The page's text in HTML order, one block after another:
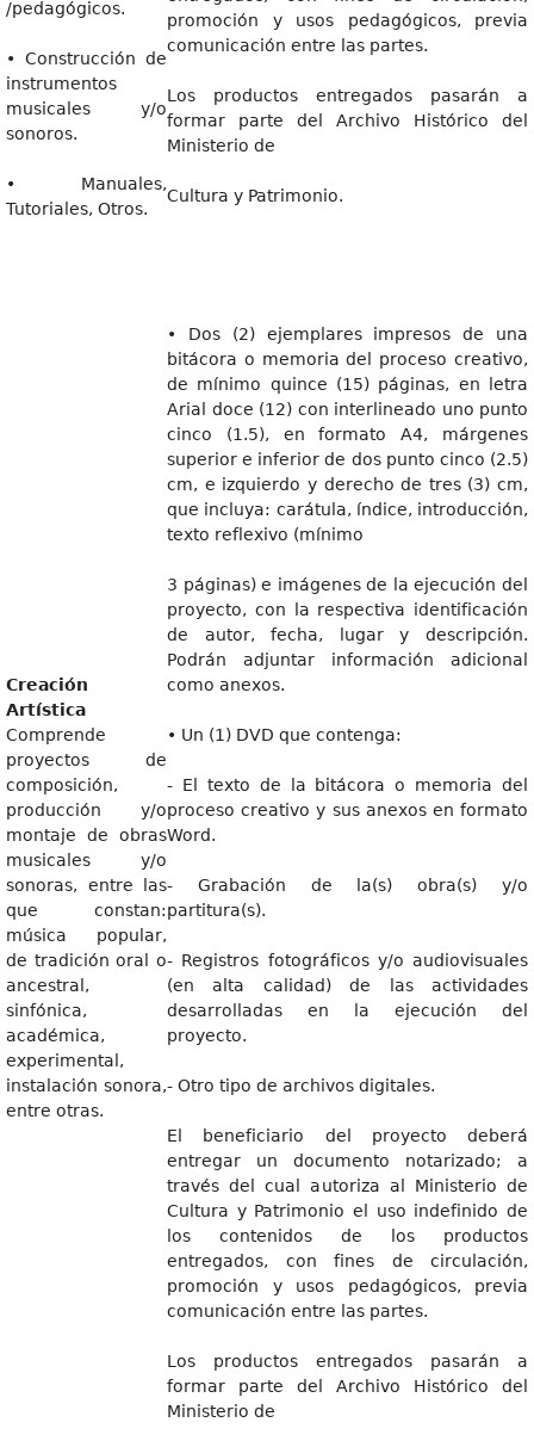
/pedagógicos.
• Construcción de
instrumentos
musicales y/o
sonoros.
• Manuales,
Tutoriales, Otros.
promoción y usos pedagógicos, previa
comunicación entre las partes.
Los productos entregados pasarán a
formar parte del Archivo Histórico del
Ministerio de
Cultura y Patrimonio.
Creación
Artística
Comprende
proyectos de
composición,
producción y/o
montaje de obras
musicales y/o
sonoras, entre las
que constan:
música popular,
de tradición oral o
ancestral,
sinfónica,
académica,
experimental,
instalación sonora,
entre otras.
• Dos (2) ejemplares impresos de una
bitácora o memoria del proceso creativo,
de mínimo quince (15) páginas, en letra
Arial doce (12) con interlineado uno punto
cinco (1.5), en formato A4, márgenes
superior e inferior de dos punto cinco (2.5)
cm, e izquierdo y derecho de tres (3) cm,
que incluya: carátula, índice, introducción,
texto reflexivo (mínimo
3 páginas) e imágenes de la ejecución del
proyecto, con la respectiva identificación
de autor, fecha, lugar y descripción.
Podrán adjuntar información adicional
como anexos.
• Un (1) DVD que contenga:
- El texto de la bitácora o memoria del
proceso creativo y sus anexos en formato
Word.
- Grabación de la(s) obra(s) y/o
partitura(s).
- Registros fotográficos y/o audiovisuales
(en alta calidad) de las actividades
desarrolladas en la ejecución del
proyecto.
- Otro tipo de archivos digitales.
El beneficiario del proyecto deberá
entregar un documento notarizado; a
través del cual autoriza al Ministerio de
Cultura y Patrimonio el uso indefinido de
los contenidos de los productos
entregados, con fines de circulación,
promoción y usos pedagógicos, previa
comunicación entre las partes.
Los productos entregados pasarán a
formar parte del Archivo Histórico del
Ministerio de